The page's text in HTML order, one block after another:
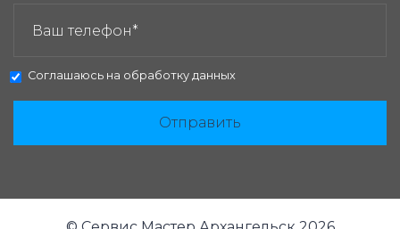
Соглашаюсь на обработку данных
Отправить